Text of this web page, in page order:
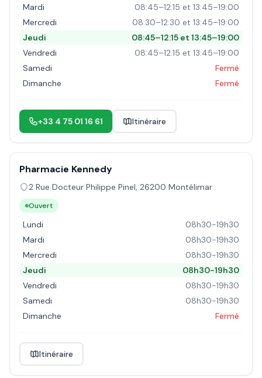
Mardi
08:45–12:15 et 13:45–19:00
Mercredi
08:30–12:30 et 13:45–19:00
Jeudi
08:45–12:15 et 13:45–19:00
Vendredi
08:45–12:15 et 13:45–19:00
Samedi
Fermé
Dimanche
Fermé
+33 4 75 01 16 61 Itinéraire
Pharmacie Kennedy
2 Rue Docteur Philippe Pinel, 26200 Montélimar
Ouvert
Lundi
08h30-19h30
Mardi
08h30-19h30
Mercredi
08h30-19h30
Jeudi
08h30-19h30
Vendredi
08h30-19h30
Samedi
08h30-19h30
Dimanche
Fermé
Itinéraire